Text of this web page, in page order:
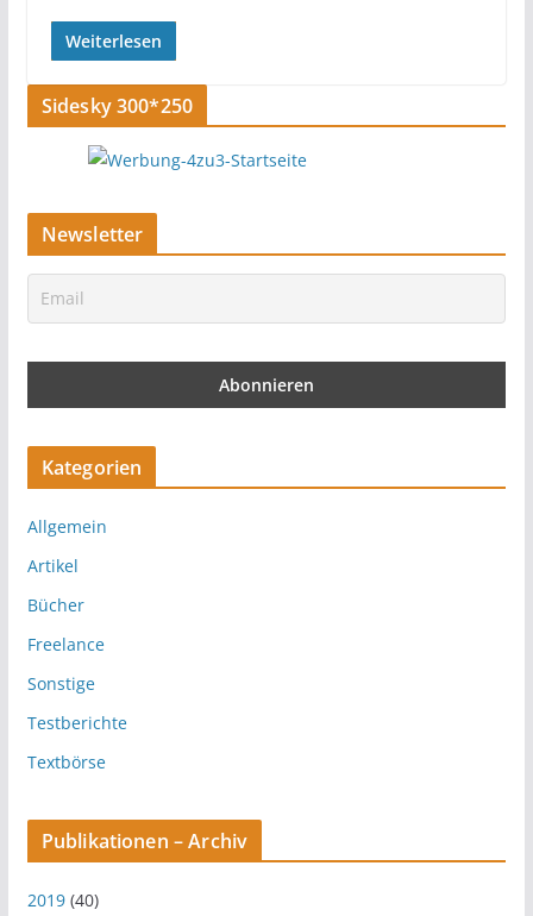
Weiterlesen
Sidesky 300*250
Newsletter
Kategorien
Allgemein
Artikel
Bücher
Freelance
Sonstige
Testberichte
Textbörse
Publikationen – Archiv
2019(40)